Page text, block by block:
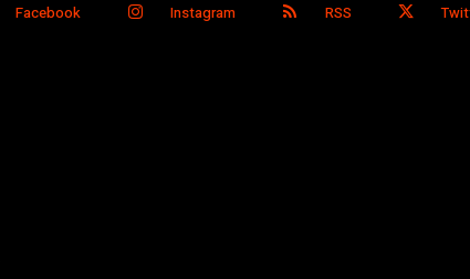
Facebook Instagram RSS